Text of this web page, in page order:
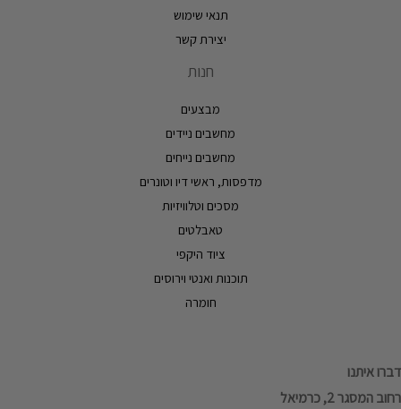
תנאי שימוש
יצירת קשר
חנות
מבצעים
מחשבים ניידים
מחשבים נייחים
מדפסות, ראשי דיו וטונרים
מסכים וטלוויזיות
טאבלטים
ציוד היקפי
תוכנות ואנטי וירוסים
חומרה
דברו איתנו
רחוב המסגר 2, כרמיאל